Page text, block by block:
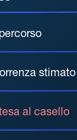
stimato
al casello